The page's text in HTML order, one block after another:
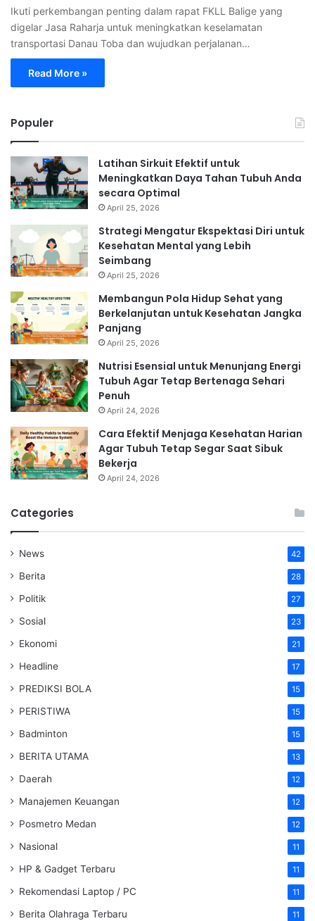
Ikuti perkembangan penting dalam rapat FKLL Balige yang
digelar Jasa Raharja untuk meningkatkan keselamatan
transportasi Danau Toba dan wujudkan perjalanan…
Read More »
Populer
Latihan Sirkuit Efektif untuk
Meningkatkan Daya Tahan Tubuh Anda
secara Optimal
April 25, 2026
Strategi Mengatur Ekspektasi Diri untuk
Kesehatan Mental yang Lebih
Seimbang
April 25, 2026
Membangun Pola Hidup Sehat yang
Berkelanjutan untuk Kesehatan Jangka
Panjang
April 25, 2026
Nutrisi Esensial untuk Menunjang Energi
Tubuh Agar Tetap Bertenaga Sehari
Penuh
April 24, 2026
Cara Efektif Menjaga Kesehatan Harian
Agar Tubuh Tetap Segar Saat Sibuk
Bekerja
April 24, 2026
Categories
News 42
Berita 28
Politik 27
Sosial 23
Ekonomi 21
Headline 17
PREDIKSI BOLA 15
PERISTIWA 15
Badminton 15
BERITA UTAMA 13
Daerah 12
Manajemen Keuangan 12
Posmetro Medan 12
Nasional 11
HP & Gadget Terbaru 11
Rekomendasi Laptop / PC 11
Berita Olahraga Terbaru 11